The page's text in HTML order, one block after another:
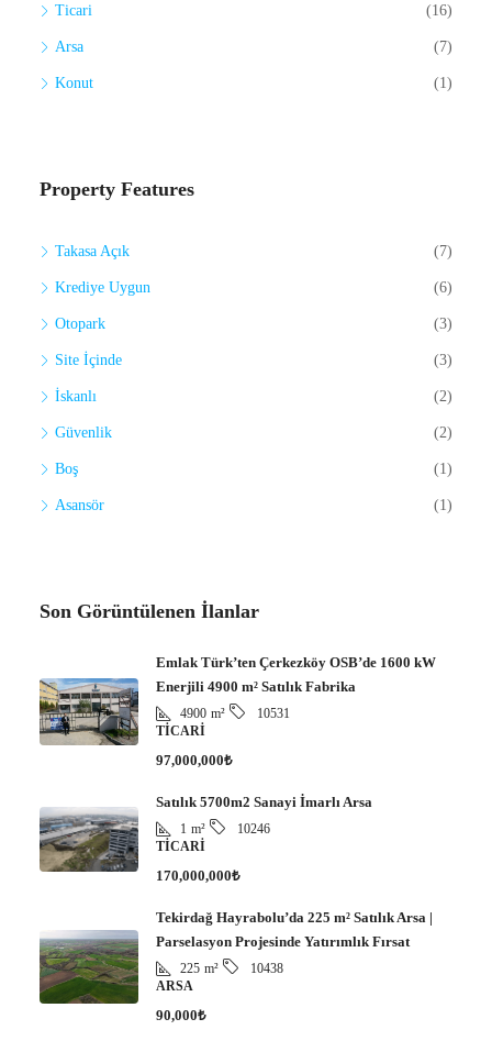
Ticari (16)
Arsa (7)
Konut (1)
Property Features
Takasa Açık (7)
Krediye Uygun (6)
Otopark (3)
Site İçinde (3)
İskanlı (2)
Güvenlik (2)
Boş (1)
Asansör (1)
Son Görüntülenen İlanlar
Emlak Türk’ten Çerkezköy OSB’de 1600 kW
Enerjili 4900 m² Satılık Fabrika
4900 m²
10531
TICARI
97,000,000₺
Satılık 5700m2 Sanayi İmarlı Arsa
1 m²
10246
TICARI
170,000,000₺
Tekirdağ Hayrabolu’da 225 m² Satılık Arsa |
Parselasyon Projesinde Yatırımlık Fırsat
225 m²
10438
ARSA
90,000₺